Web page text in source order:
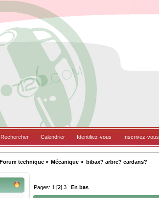
Rechercher Calendrier Identifiez-vous Inscrivez-vous
Forum technique» Mécanique » bibax? arbre? cardans?
Pages: 1 [2]3 En bas